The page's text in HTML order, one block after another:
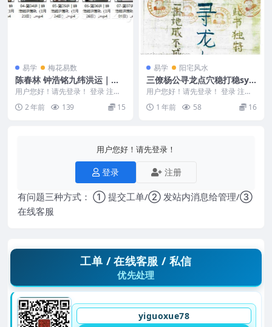
易学 梅花易数
陈春林 钟浩铭九纬洪运｜梅
花策轨数陪跑班9视频
用户您好！请先登录！ 登录 注册
陈春林 钟浩铭九纬洪运｜梅花策
轨数陪跑班 24...
2 年前 139 15
易学 阳宅风水
三僚杨公寻龙点穴稳打稳sy
合并304页Y
用户您好！请先登录！ 登录 注册
三僚杨公寻龙点穴稳打稳sy合并30
4页Y 之前...
1 年前 58 16
用户您好！请先登录！
登录 注册
有问题三种方式： ① 提交工单/② 发站内消息给管理/③
在线客服
工单 / 在线客服 / 私信
优先处理
yiguoxue78